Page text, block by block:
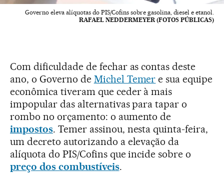
Governo eleva alíquotas do PIS/Cofins sobre gasolina, diesel e etanol.
RAFAEL NEDDERMEYER (FOTOS PÚBLICAS)
Com dificuldade de fechar as contas deste
ano, o Governo de Michel Temer e sua equipe
econômica tiveram que ceder à mais
impopular das alternativas para tapar o
rombo no orçamento: o aumento de
impostos. Temer assinou, nesta quinta-feira,
um decreto autorizando a elevação da
alíquota do PIS/Cofins que incide sobre o
preço dos combustíveis.